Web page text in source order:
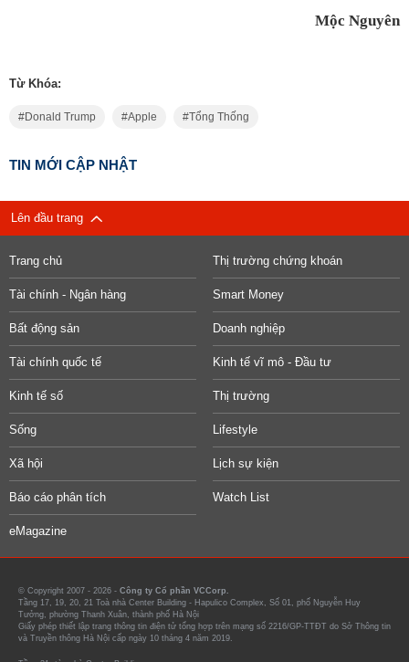
Mộc Nguyên
Từ Khóa:
Donald Trump Apple Tổng Thống
TIN MỚI CẬP NHẬT
Lên đầu trang
Trang chủ Thị trường chứng khoán
Tài chính - Ngân hàng Smart Money
Bất động sản Doanh nghiệp
Tài chính quốc tế Kinh tế vĩ mô - Đầu tư
Kinh tế số Thị trường
Sống Lifestyle
Xã hội Lịch sự kiện
Báo cáo phân tích Watch List
eMagazine
© Copyright 2007 - 2026 - Công ty Cổ phần VCCorp.
Tầng 17, 19, 20, 21 Toà nhà Center Building - Hapulico Complex, Số 01, phố Nguyễn Huy
Tưởng, phường Thanh Xuân, thành phố Hà Nội
Giấy phép thiết lập trang thông tin điện tử tổng hợp trên mạng số 2216/GP-TTĐT do Sở Thông tin
và Truyền thông Hà Nội cấp ngày 10 tháng 4 năm 2019.